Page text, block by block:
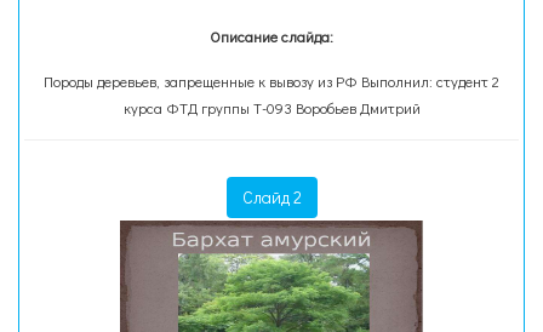
Описание слайда:
Породы деревьев, запрещенные к вывозу из РФ Выполнил: студент 2
курса ФТД группы Т-093 Воробьев Дмитрий
Слайд 2